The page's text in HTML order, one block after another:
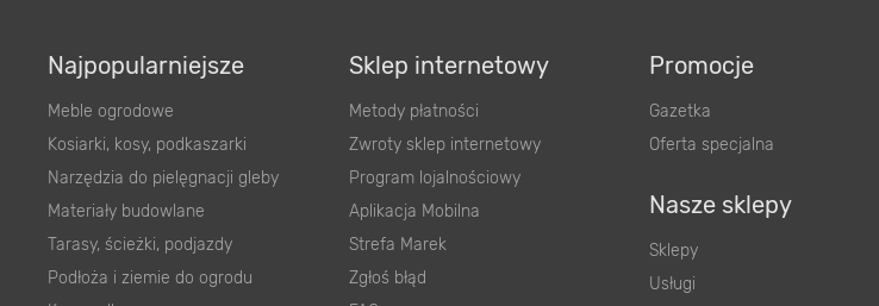
Najpopularniejsze
Meble ogrodowe
Kosiarki, kosy, podkaszarki
Narzędzia do pielęgnacji gleby
Materiały budowlane
Tarasy, ścieżki, podjazdy
Podłoża i ziemie do ogrodu
Sklep internetowy
Metody płatności
Zwroty sklep internetowy
Program lojalnościowy
Aplikacja Mobilna
Strefa Marek
Zgłoś błąd
Promocje
Gazetka
Oferta specjalna
Nasze sklepy
Sklepy
Usługi